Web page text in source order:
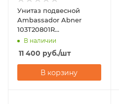
Унитаз подвесной
Ambassador Abner
103T20801R
(545х360х330)
горизонтальный выпуск
В наличии
11 400 руб./шт
В корзину